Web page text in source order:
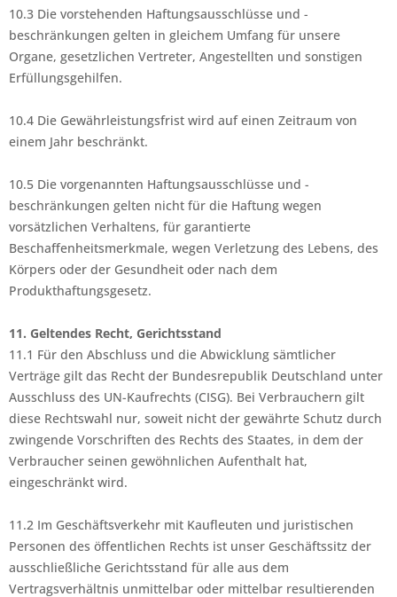
10.3 Die vorstehenden Haftungsausschlüsse und -
beschränkungen gelten in gleichem Umfang für unsere
Organe, gesetzlichen Vertreter, Angestellten und sonstigen
Erfüllungsgehilfen.
10.4 Die Gewährleistungsfrist wird auf einen Zeitraum von
einem Jahr beschränkt.
10.5 Die vorgenannten Haftungsausschlüsse und -
beschränkungen gelten nicht für die Haftung wegen
vorsätzlichen Verhaltens, für garantierte
Beschaffenheitsmerkmale, wegen Verletzung des Lebens, des
Körpers oder der Gesundheit oder nach dem
Produkthaftungsgesetz.
11. Geltendes Recht, Gerichtsstand
11.1 Für den Abschluss und die Abwicklung sämtlicher
Verträge gilt das Recht der Bundesrepublik Deutschland unter
Ausschluss des UN-Kaufrechts (CISG). Bei Verbrauchern gilt
diese Rechtswahl nur, soweit nicht der gewährte Schutz durch
zwingende Vorschriften des Rechts des Staates, in dem der
Verbraucher seinen gewöhnlichen Aufenthalt hat,
eingeschränkt wird.
11.2 Im Geschäftsverkehr mit Kaufleuten und juristischen
Personen des öffentlichen Rechts ist unser Geschäftssitz der
ausschließliche Gerichtsstand für alle aus dem
Vertragsverhältnis unmittelbar oder mittelbar resultierenden